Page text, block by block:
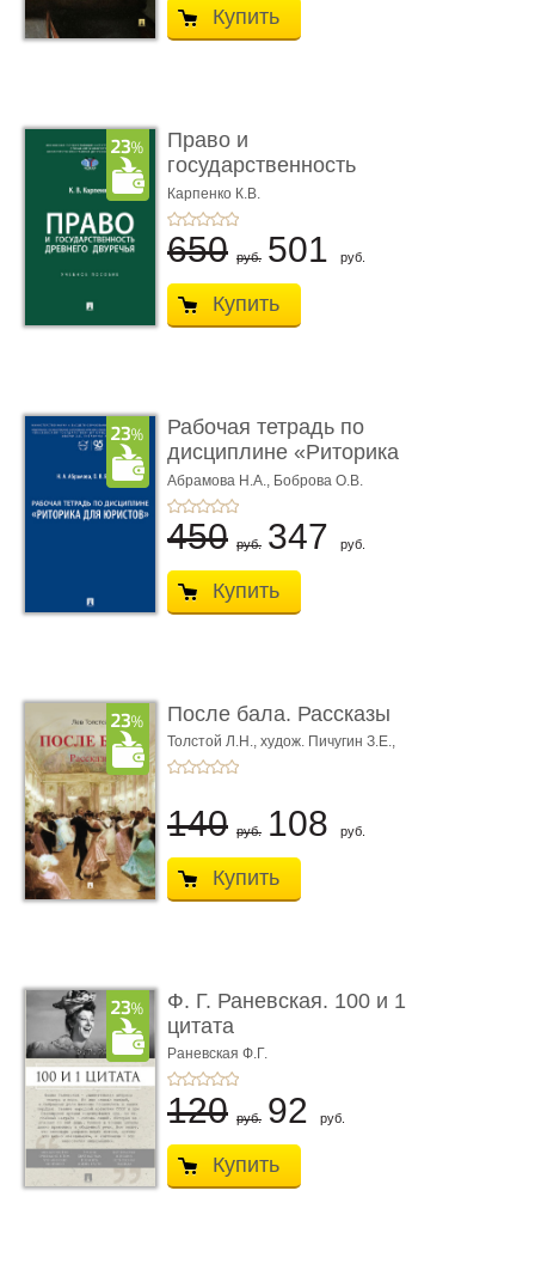
Купить
Право и
государственность
Древнего Двуречья. �
...
Карпенко К.В.
650 руб. 501 руб.
Купить
Рабочая тетрадь по
дисциплине «Риторика
для ю� ...
Абрамова Н.А., Боброва О.В.
450 руб. 347 руб.
Купить
После бала. Рассказы
Толстой Л.Н., худож. Пичугин З.Е.,
худож. Лебедев А.И.,
140 руб. 108 руб.
Купить
Ф. Г. Раневская. 100 и 1
цитата
Раневская Ф.Г.
120 руб. 92 руб.
Купить